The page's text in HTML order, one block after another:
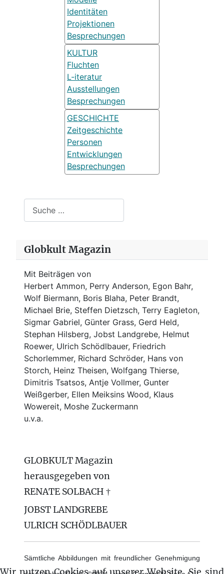
Identitäten
Projektionen
Besprechungen
KULTUR
Fluchten
L-iteratur
Ausstellungen
Besprechungen
GESCHICHTE
Zeitgeschichte
Personen
Entwicklungen
Besprechungen
Globkult Magazin
Mit Beiträgen von
Herbert Ammon, Perry Anderson, Egon Bahr,
Wolf Biermann, Boris Blaha, Peter Brandt,
Michael Brie, Steffen Dietzsch, Terry Eagleton,
Sigmar Gabriel, Günter Grass, Gerd Held,
Stephan Hilsberg, Jobst Landgrebe, Helmut
Roewer, Ulrich Schödlbauer, Friedrich
Schorlemmer, Richard Schröder, Hans von
Storch, Heinz Theisen, Wolfgang Thierse,
Dimitris Tsatsos, Antje Vollmer, Gunter
Weißgerber, Ellen Meiksins Wood, Klaus
Wowereit, Moshe Zuckermann
u.v.a.
GLOBKULT Magazin
herausgegeben von
RENATE SOLBACH †
JOBST LANDGREBE
ULRICH SCHÖDLBAUER
Sämtliche Abbildungen mit freundlicher Genehmigung